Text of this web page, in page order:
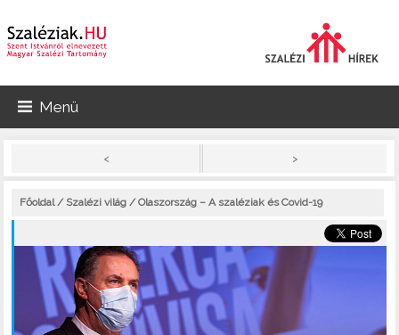
Menü
< >
Főoldal/ Szalézi világ / Olaszország – A szaléziak és Covid-19